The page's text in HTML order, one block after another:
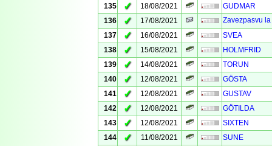
135
✓ 18/08/2021
GUDMAR
136
✓ 17/08/2021
Zavezpasvu
137
✓ 16/08/2021
SVEA
138
✓ 15/08/2021
HOLMFRID
139
✓ 14/08/2021
TORUN
140
✓ 12/08/2021
GÖSTA
141
✓ 12/08/2021
GUSTAV
142
✓ 12/08/2021
GÖTILDA
143
✓ 12/08/2021
SIXTEN
144
✓ 11/08/2021
SUNE